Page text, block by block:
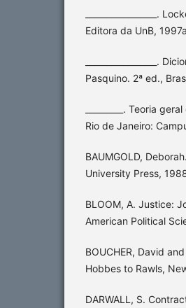
Editora da UnB,
_________________.
Pasquino. 2ª ed.,
_________. Teoria
Rio de Janeiro:
BAUMGOLD,
University Press,
BLOOM, A. Justice:
American Political
BOUCHER, David
Hobbes to Rawls,
DARWALL, S.